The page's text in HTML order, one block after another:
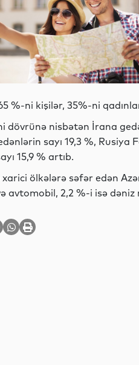
%-ni kişilər, 35%-ni
dövrünə nisbətən İrana
sayı 19,3 %, Rusiya
15,9 % artıb.
ölkələrə səfər edən
avtomobil, 2,2 %-i isə